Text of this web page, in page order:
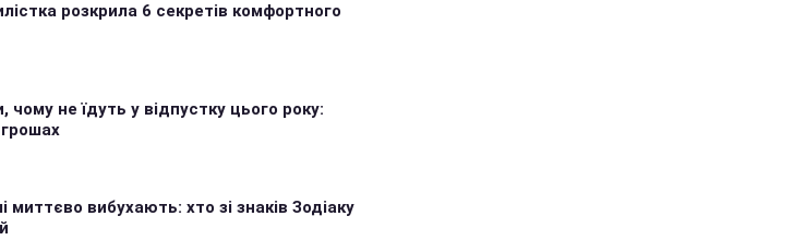
розкрила 6 секретів комфортного
чому не їдуть у відпустку цього року:
миттєво вибухають: хто зі знаків Зодіаку